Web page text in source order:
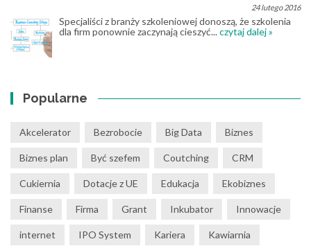
24 lutego 2016
Specjaliści z branży szkoleniowej donoszą, że szkolenia
dla firm ponownie zaczynają cieszyć...czytaj dalej »
Popularne
Akcelerator Bezrobocie Big Data Biznes
Biznes plan Być szefem Coutching CRM
Cukiernia Dotacje z UE Edukacja Ekobiznes
Finanse Firma Grant Inkubator Innowacje
internet IPO System Kariera Kawiarnia